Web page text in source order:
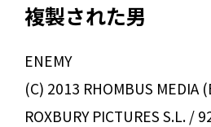
複製された男
ENEMY
(C) 2013 RHOMBUS MEDIA
ROXBURY PICTURES S.L. /